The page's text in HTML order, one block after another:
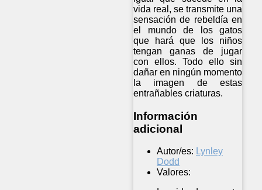
vida real, se transmite una
sensación de rebeldía en
el mundo de los gatos
que hará que los niños
tengan ganas de jugar
con ellos. Todo ello sin
dañar en ningún momento
la imagen de estas
entrañables criaturas.
Información
adicional
Autor/es: Lynley
Dodd
Valores: